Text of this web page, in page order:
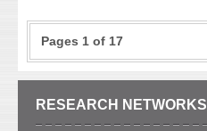
Pages 1 of 17
RESEARCH NETWORKS